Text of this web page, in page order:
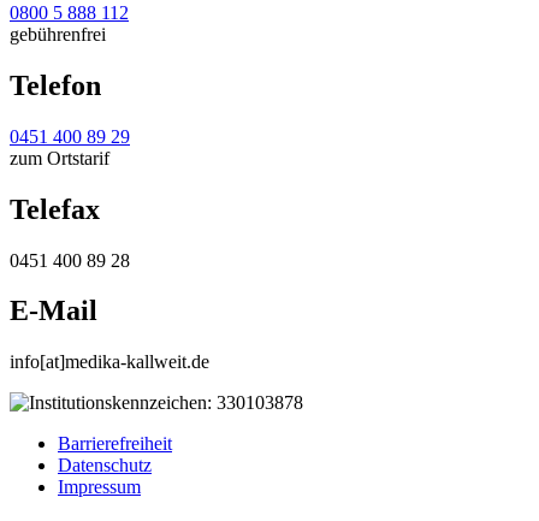
0800 5 888 112
gebührenfrei
Telefon
0451 400 89 29
zum Ortstarif
Telefax
0451 400 89 28
E-Mail
info[at]medika-kallweit.de
Barrierefreiheit
Datenschutz
Impressum